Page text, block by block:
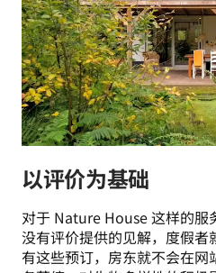
以评价为基础
对于 Nature House 这样的服
没有评价提供的见解，度假
有这些预订，房东就不会在